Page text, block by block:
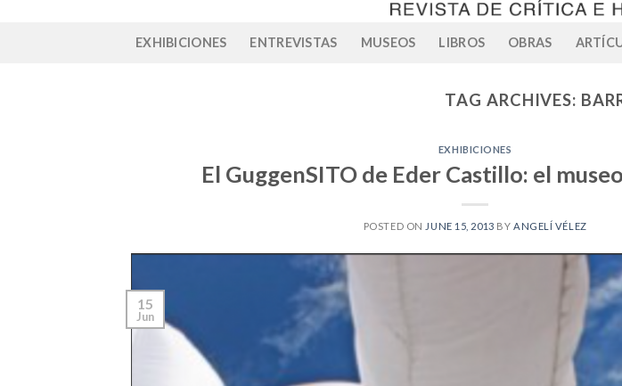
EXHIBICIONES ENTREVISTAS MUSEOS LIBROS OBRAS
TAG ARCHIVES:
EXHIBICIONES
El GuggenSITO de Eder Castillo: el
POSTED ON JUNE 15, 2013 BY ANGELÍ VÉLEZ
15
Jun